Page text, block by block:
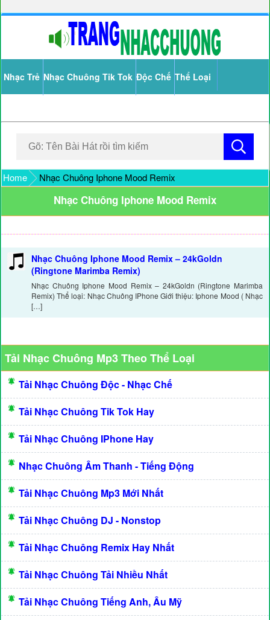
Nhạc Trẻ Nhạc Chuông Tik Tok Độc Chế Thể Loại
Home Nhạc Chuông Iphone Mood Remix
Nhạc Chuông Iphone Mood Remix
Nhạc Chuông Iphone Mood Remix – 24kGoldn
(Ringtone Marimba Remix)
Nhạc Chuông Iphone Mood Remix – 24kGoldn (Ringtone Marimba
Remix) Thể loại: Nhạc Chuông IPhone Giới thiệu: Iphone Mood ( Nhạc
[…]
Tải Nhạc Chuông Mp3 Theo Thể Loại
Tải Nhạc Chuông Độc - Nhạc Chế
Tải Nhạc Chuông Tik Tok Hay
Tải Nhạc Chuông IPhone Hay
Nhạc Chuông Âm Thanh - Tiếng Động
Tải Nhạc Chuông Mp3 Mới Nhất
Tải Nhạc Chuông DJ - Nonstop
Tải Nhạc Chuông Remix Hay Nhất
Tải Nhạc Chuông Tải Nhiều Nhất
Tải Nhạc Chuông Tiếng Anh, Âu Mỹ